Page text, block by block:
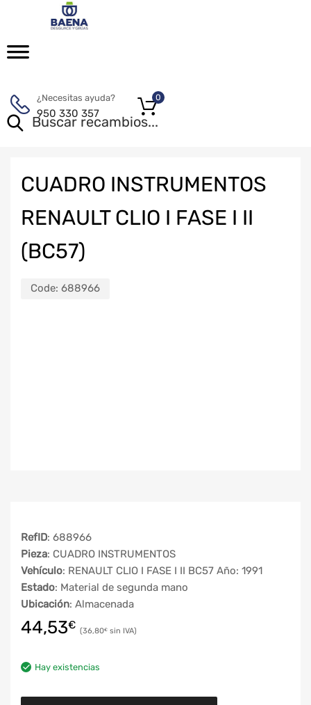
¿Necesitas ayuda?
950 330 357
0
CUADRO INSTRUMENTOS
RENAULT CLIO I FASE I II
(BC57)
Code: 688966
RefID: 688966
Pieza: CUADRO INSTRUMENTOS
Vehículo: RENAULT CLIO I FASE I II BC57 Año: 1991
Estado: Material de segunda mano
Ubicación: Almacenada
44,53€ 36,80€
Hay existencias